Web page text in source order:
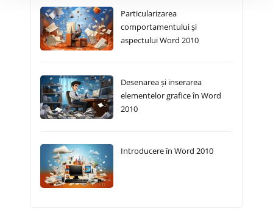
Particularizarea
comportamentului și
aspectului Word 2010
Desenarea și inserarea
elementelor grafice în Word
2010
Introducere în Word 2010